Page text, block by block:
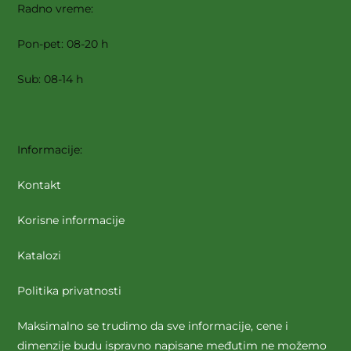
Radno vreme:
Pon-pet: 08-20 h
Sub: 08-14 h
Informacije:
Kontakt
Korisne informacije
Katalozi
Politika privatnosti
Maksimalno se trudimo da sve informacije, cene i
dimenzije budu ispravno napisane međutim ne možemo